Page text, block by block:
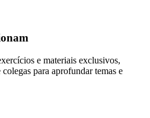
e materiais exclusivos,
para aprofundar temas e